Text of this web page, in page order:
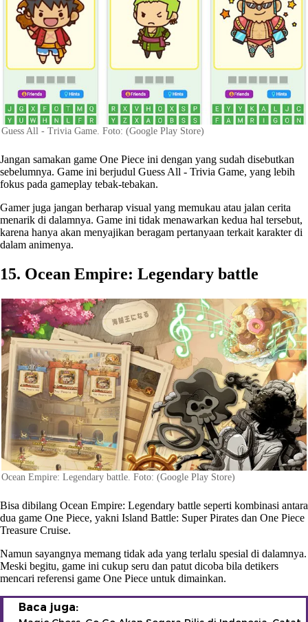
Guess All - Trivia Game. Foto: (Google Play Store)
Jangan samakan game One Piece ini dengan yang sudah disebutkan
sebelumnya. Game ini berjudul Guess All - Trivia Game, yang lebih
fokus pada gameplay tebak-tebakan.
Gamer juga jangan berharap visual yang memukau atau jalan cerita
menarik di dalamnya. Game ini tidak menawarkan kedua hal tersebut,
karena hanya akan menyajikan beragam pertanyaan terkait karakter di
dalam animenya.
15. Ocean Empire: Legendary battle
Ocean Empire: Legendary battle. Foto: (Google Play Store)
Bisa dibilang Ocean Empire: Legendary battle seperti kombinasi antara
dua game One Piece, yakni Island Battle: Super Pirates dan One Piece
Treasure Cruise.
Namun sayangnya memang tidak ada yang terlalu spesial di dalamnya.
Meski begitu, game ini cukup seru dan patut dicoba bila detikers
mencari referensi game One Piece untuk dimainkan.
Baca juga: